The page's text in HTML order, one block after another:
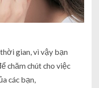
gian, vì vậy bạn
chăm chút cho việc
các bạn,